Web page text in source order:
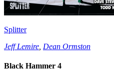
Splitter
Jeff Lemire Dean Ormston
Black Hammer 4